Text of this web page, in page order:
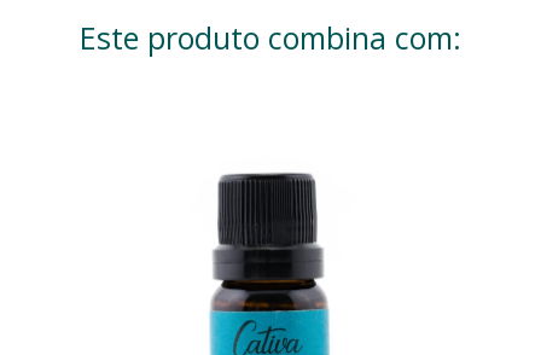
Este produto combina com: